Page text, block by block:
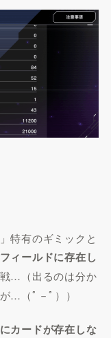
特有のギミックと
ィールドに存在し
…（出るのは分か
…（ﾟ－ﾟ））
カードが存在しな